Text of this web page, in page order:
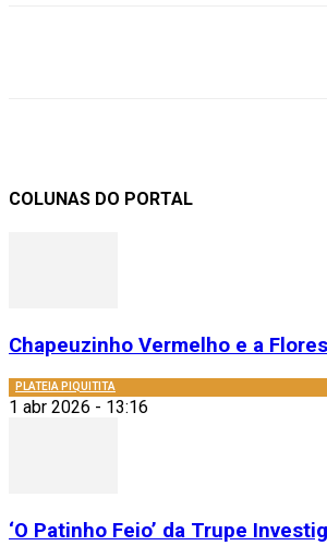
COLUNAS DO PORTAL
Chapeuzinho Vermelho e a
PLATEIA PIQUITITA
1 abr 2026 - 13:16
‘O Patinho Feio’ da Trupe